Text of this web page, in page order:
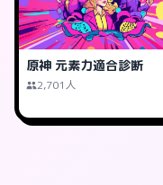
原神 元素力適合診断
2,701人